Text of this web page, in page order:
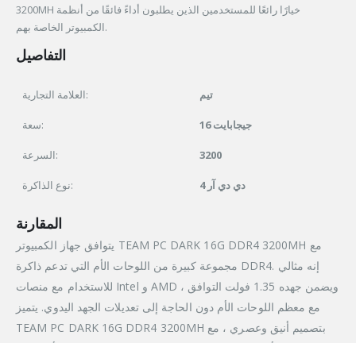
3200MH خيارًا رائعًا للمستخدمين الذين يطلبون أداءً فائقًا من أنظمة
الكمبيوتر الخاصة بهم.
التفاصيل
العلامة التجارية: تيم
سعة: 16 جيجابايت
السرعة: 3200
نوع الذاكرة: دي دي آر 4
المقارنة
يتوافق جهاز الكمبيوتر TEAM PC DARK 16G DDR4 3200MH مع
مجموعة كبيرة من اللوحات الأم التي تدعم ذاكرة DDR4. إنه مثالي
للاستخدام مع منصات Intel و AMD ، ويضمن جهده 1.35 فولت التوافق
مع معظم اللوحات الأم دون الحاجة إلى تعديلات الجهد اليدوي. يتميز
TEAM PC DARK 16G DDR4 3200MH بتصميم أنيق وعصري ، مع